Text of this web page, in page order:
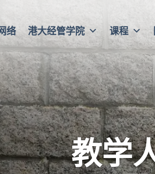
络 港大经管学院 课程
教学